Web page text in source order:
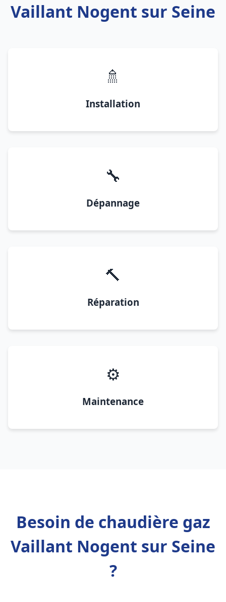
Vaillant Nogent sur Seine
🚿
Installation
🔧
Dépannage
🔨
Réparation
⚙️
Maintenance
Besoin de chaudière gaz
Vaillant Nogent sur Seine
?